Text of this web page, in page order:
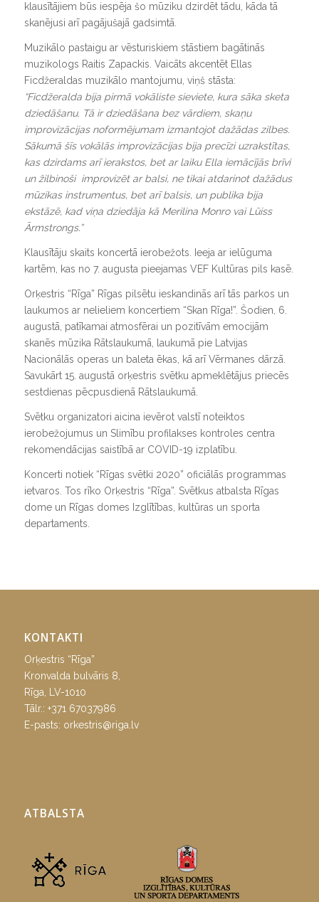
klausītājiem būs iespēja šo mūziku dzirdēt tādu, kāda tā
skanējusi arī pagājušajā gadsimtā.
Muzikālo pastaigu ar vēsturiskiem stāstiem bagātinās
muzikologs Raitis Zapackis. Vaicāts akcentēt Ellas
Ficdžeraldas muzikālo mantojumu, viņš stāsta:
“Ficdžeralda bija pirmā vokāliste sieviete, kura sāka sketa
dziedāšanu. Tā ir dziedāšana bez vārdiem, skaņu
improvizācijas noformējumam izmantojot dažādas zilbes.
Sākumā šīs vokālās improvizācijas bija precīzi uzrakstītas,
kas dzirdams arī ierakstos, bet ar laiku Ella iemācījās brīvi
un žilbinoši improvizēt ar balsi, ne tikai atdarinot dažādus
mūzikas instrumentus, bet arī balsis, un publika bija
ekstāzē, kad viņa dziedāja kā Merilina Monro vai Lūiss
Ārmstrongs.”
Klausītāju skaits koncertā ierobežots. Ieeja ar ielūguma
kartēm, kas no 7. augusta pieejamas VEF Kultūras pils kasē.
Orķestris “Rīga” Rīgas pilsētu ieskandinās arī tās parkos un
laukumos ar nelieliem koncertiem “Skan Rīga!”. Šodien, 6.
augustā, patīkamai atmosfērai un pozitīvām emocijām
skanēs mūzika Rātslaukumā, laukumā pie Latvijas
Nacionālās operas un baleta ēkas, kā arī Vērmanes dārzā.
Savukārt 15. augustā orķestris svētku apmeklētājus priecēs
sestdienas pēcpusdienā Rātslaukumā.
Svētku organizatori aicina ievērot valstī noteiktos
ierobežojumus un Slimību profilakses kontroles centra
rekomendācijas saistībā ar COVID-19 izplatību.
Koncerti notiek “Rīgas svētki 2020” oficiālās programmas
ietvaros. Tos rīko Orķestris “Rīga”. Svētkus atbalsta Rīgas
dome un Rīgas domes Izglītības, kultūras un sporta
departaments.
KONTAKTI
Orķestris “Rīga”
Kronvalda bulvāris 8,
Rīga, LV-1010
Tālr.: +371 67037986
E-pasts: orkestris@riga.lv
ATBALSTA